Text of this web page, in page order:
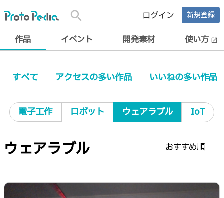
search ログイン 新規登録
作品 イベント 開発素材 使い方 open_in_new
すべて アクセスの多い作品 いいねの多い作品
電子工作 ロボット ウェアラブル IoT
ウェアラブル おすすめ順